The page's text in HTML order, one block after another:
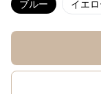
ブルー イエ